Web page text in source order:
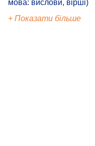
мова: вислови, вірші)
+ Показати більше